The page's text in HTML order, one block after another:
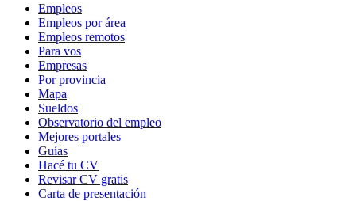
Empleos
Empleos por área
Empleos remotos
Para vos
Empresas
Por provincia
Mapa
Sueldos
Observatorio del empleo
Mejores portales
Guías
Hacé tu CV
Revisar CV gratis
Carta de presentación